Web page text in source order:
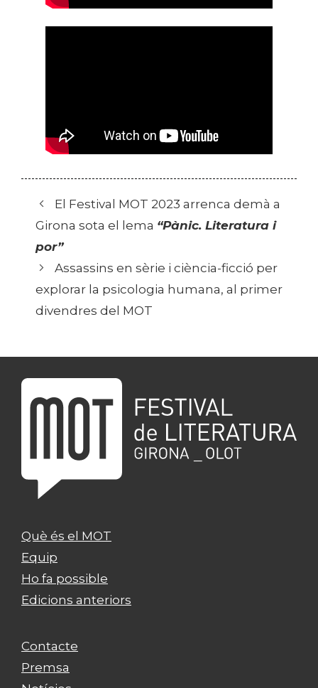
El Festival MOT 2023 arrenca demà a
Girona sota el lema “Pànic. Literatura i
por”
Assassins en sèrie i ciència-ficció per
explorar la psicologia humana, al primer
divendres del MOT
Què és el MOT
Equip
Ho fa possible
Edicions anteriors
Contacte
Premsa